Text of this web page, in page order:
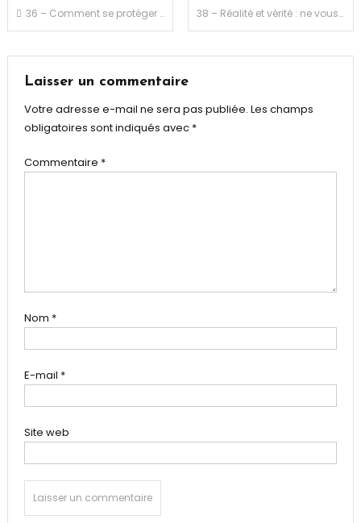
Navigation
de
l’article
36 – Comment se protéger contre la 5 G ? 38 – Réalité et vérité : ne vous laissez pas tromper !
Laisser un commentaire
Votre adresse e-mail ne sera pas publiée. Les champs
obligatoires sont indiqués avec *
Commentaire *
Nom *
E-mail *
Site web